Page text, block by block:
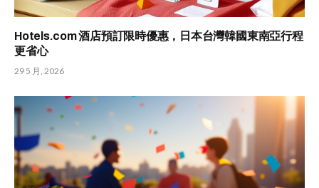
Hotels.com 酒店預訂限時優惠，日本台灣韓國東南亞行程
更省心
29 5 月, 2026